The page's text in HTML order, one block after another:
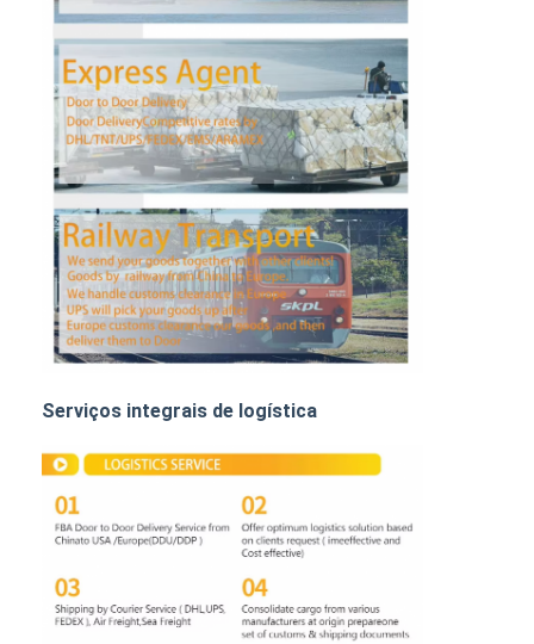
Envio de DDP da China
transporte expresso
FRETE DE TRILHO
Navio para a Amazônia
Transporte de mercadorias por caminhão
Serviço de armazenagem
Serviços integrais de logística